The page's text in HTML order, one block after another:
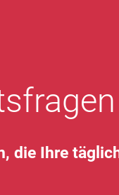
Ihre